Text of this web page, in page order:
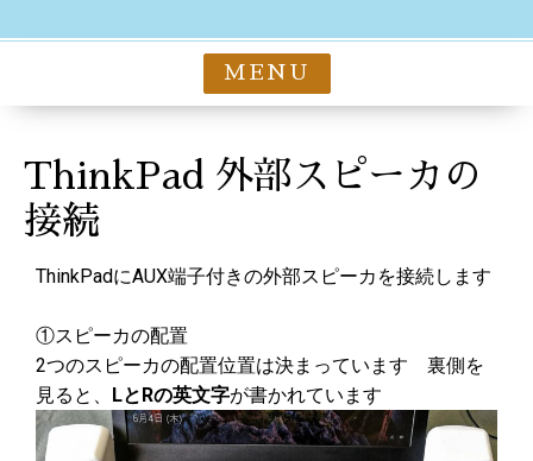
MENU
ThinkPad 外部スピーカの
接続
ThinkPadにAUX端子付きの外部スピーカを接続します
①スピーカの配置
2つのスピーカの配置位置は決まっています 裏側を
見ると、 LとRの英文字が書かれています